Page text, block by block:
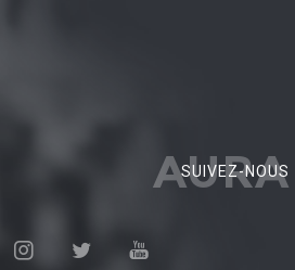
AURA
SUIVEZ-NOUS